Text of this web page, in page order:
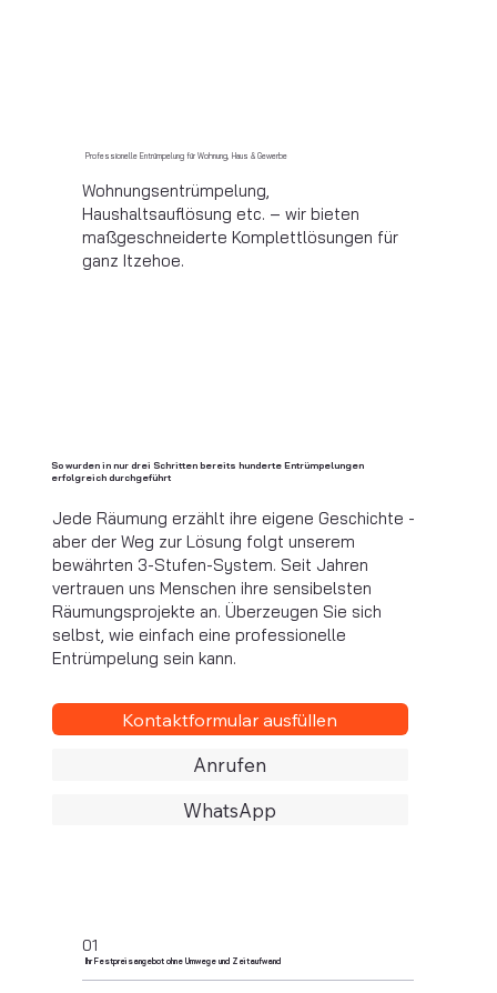
Professionelle Entrümpelung für Wohnung, Haus & Gewerbe
Wohnungsentrümpelung,
Haushaltsauflösung etc. – wir bieten
maßgeschneiderte Komplettlösungen für
ganz Itzehoe.
So wurden in nur drei Schritten bereits hunderte Entrümpelungen
erfolgreich durchgeführt
Jede Räumung erzählt ihre eigene Geschichte -
aber der Weg zur Lösung folgt unserem
bewährten 3-Stufen-System. Seit Jahren
vertrauen uns Menschen ihre sensibelsten
Räumungsprojekte an. Überzeugen Sie sich
selbst, wie einfach eine professionelle
Entrümpelung sein kann.
Kontaktformular ausfüllen
Anrufen
WhatsApp
01
Ihr Festpreisangebot ohne Umwege und Zeitaufwand